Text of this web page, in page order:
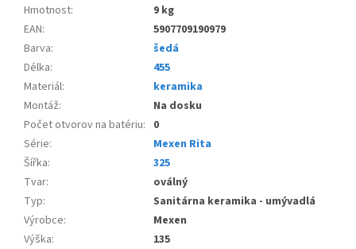
Hmotnost:
9 kg
EAN:
5907709190979
Barva:
šedá
Délka:
455
Materiál:
keramika
Montáž:
Na dosku
Počet otvorov na batériu: 0
Série:
Mexen Rita
Šířka:
325
Tvar:
oválný
Typ:
Sanitárna keramika - umývadlá
Výrobce:
Mexen
Výška:
135